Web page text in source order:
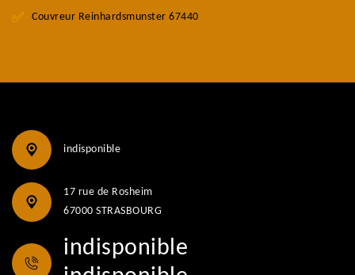
Couvreur Reinhardsmunster 67440
indisponible
17 rue de Rosheim
67000 STRASBOURG
indisponible